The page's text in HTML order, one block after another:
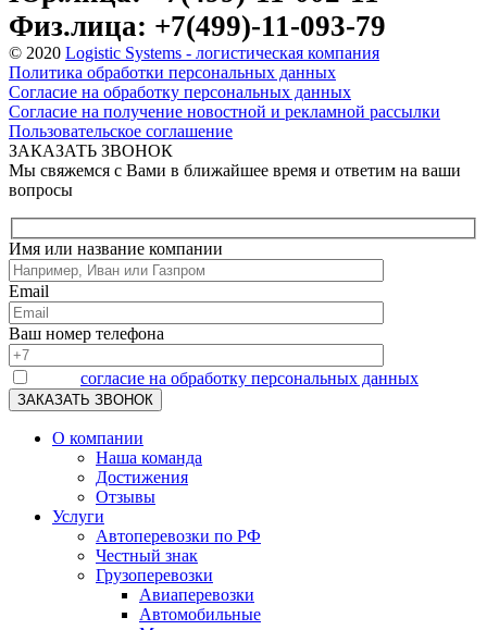
Физ.лица: +7(499)-11-093-79
© 2020 Logistic Systems - логистическая компания
Политика обработки персональных данных
Согласие на обработку персональных данных
Согласие на получение новостной и рекламной рассылки
Пользовательское соглашение
ЗАКАЗАТЬ ЗВОНОК
Мы свяжемся с Вами в ближайшее время и ответим на ваши
вопросы
Имя или название компании
Email
Ваш номер телефона
согласие на обработку персональных данных
О компании
Наша команда
Достижения
Отзывы
Услуги
Автоперевозки по РФ
Честный знак
Грузоперевозки
Авиаперевозки
Автомобильные